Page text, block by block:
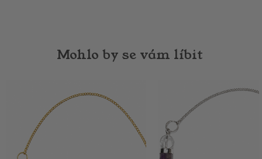
Mohlo by se vám líbit